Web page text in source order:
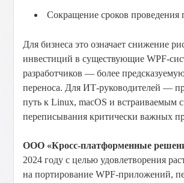
Сокращение сроков проведения
Для бизнеса это означает снижение
инвестиций в существующие WPF-
разработчиков — более
переноса. Для ИТ-руководителей —
путь к Linux, macOS и встраиваемым
переписывания критически важных
ООО «Кросс-платформенные
2024 году с целью удовлетворения
на портирование WPF-приложений,